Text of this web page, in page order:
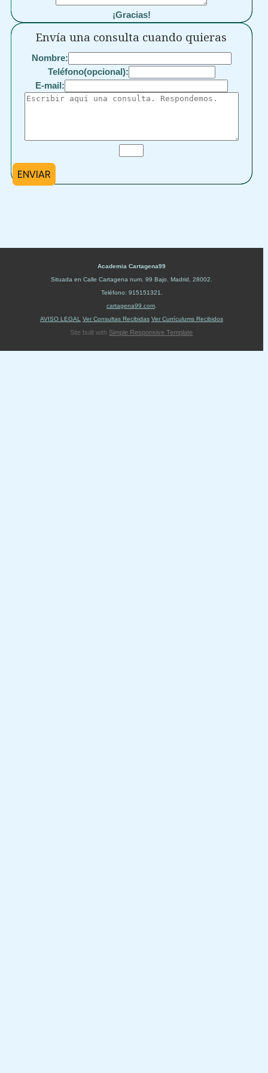
¡Gracias!
Envía una consulta cuando quieras
Nombre:
Teléfono(opcional):
E-mail:
ENVIAR
Academia Cartagena99
Situada en Calle Cartagena num. 99 Bajo Madrid 28002
Teléfono: 915151321
cartagena99.com
AVISO LEGAL
Ver Consultas Recibidas Ver Currículums Recibidos
Site built with Simple Responsive Template